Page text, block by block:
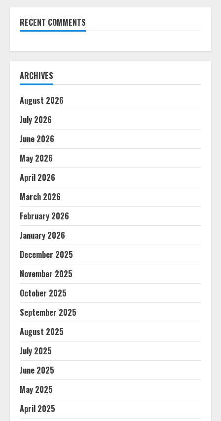
RECENT COMMENTS
ARCHIVES
August 2026
July 2026
June 2026
May 2026
April 2026
March 2026
February 2026
January 2026
December 2025
November 2025
October 2025
September 2025
August 2025
July 2025
June 2025
May 2025
April 2025